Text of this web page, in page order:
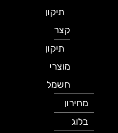
תיקון
תיקון
מוצרי
חשמל
מחירון